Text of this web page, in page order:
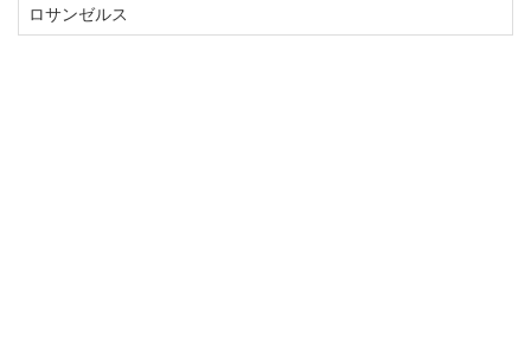
ロサンゼルス